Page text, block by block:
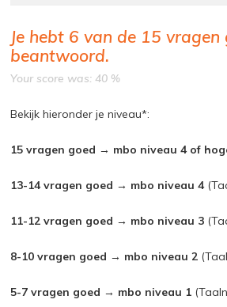
Je hebt 6 van de 15 vragen
beantwoord.
Your score was: 40 %
Bekijk hieronder je niveau*:
15 vragen goed → mbo niveau 4 of
13-14 vragen goed → mbo niveau 4
11-12 vragen goed → mbo niveau 3
8-10 vragen goed → mbo niveau 2
5-7 vragen goed → mbo niveau 1